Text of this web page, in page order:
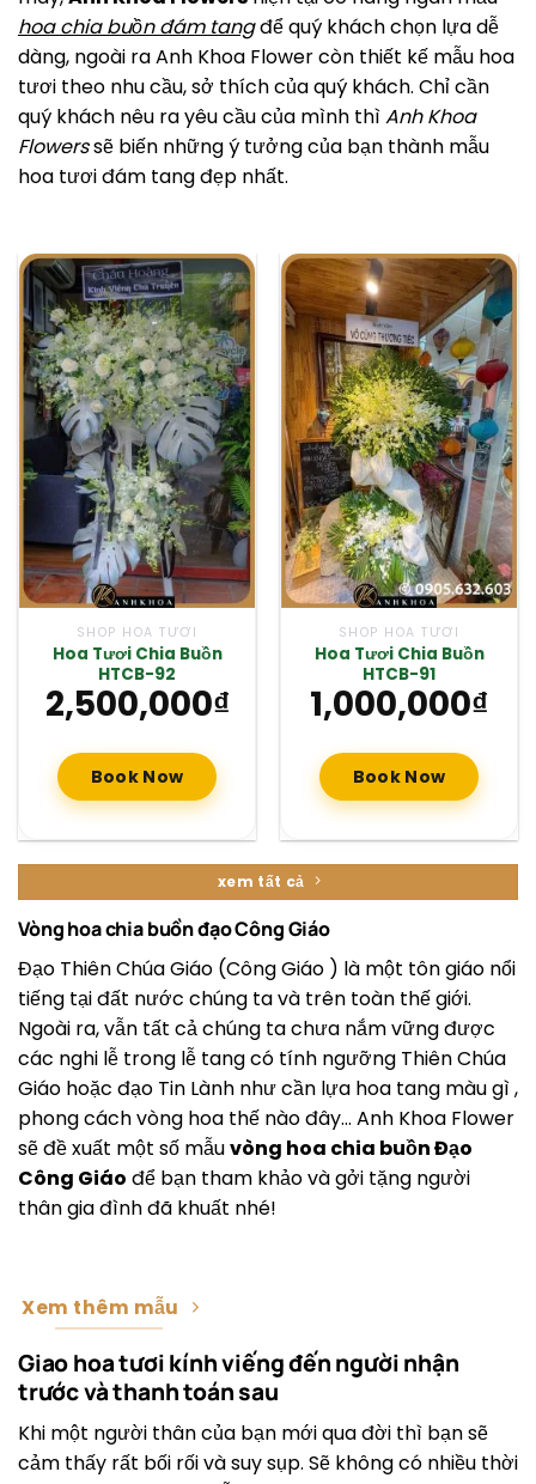
hoa chia buồn đám tangđể quý khách chọn lựa dễ
dàng, ngoài ra Anh Khoa Flower còn thiết kế mẫu hoa
tươi theo nhu cầu, sở thích của quý khách. Chỉ cần
quý khách nêu ra yêu cầu của mình thìAnh Khoa
Flowerssẽ biến những ý tưởng của bạn thành mẫu
hoa tươi đám tang đẹp nhất.
SHOP HOA TƯƠI
Hoa Tươi Chia Buồn
HTCB-92
2,500,000₫
Book Now
SHOP HOA TƯƠI
Hoa Tươi Chia Buồn
HTCB-91
1,000,000₫
Book Now
xem tất cả
Vòng hoa chia buồn đạo Công Giáo
Đạo Thiên Chúa Giáo (Công Giáo ) là một tôn giáo nổi
tiếng tại đất nước chúng ta và trên toàn thế giới.
Ngoài ra, vẫn tất cả chúng ta chưa nắm vững được
các nghi lễ trong lễ tang có tính ngưỡng Thiên Chúa
Giáo hoặc đạo Tin Lành như cần lựa hoa tang màu gì ,
phong cách vòng hoa thế nào đây… Anh Khoa Flower
sẽ đề xuất một số mẫuvòng hoa chia buồn Đạo
Công Giáo để bạn tham khảo và gởi tặng người
thân gia đình đã khuất nhé!
Xem thêm mẫu
Giao hoa tươi kính viếng đến người nhận
trước và thanh toán sau
Khi một người thân của bạn mới qua đời thì bạn sẽ
cảm thấy rất bối rối và suy sụp. Sẽ không có nhiều thời